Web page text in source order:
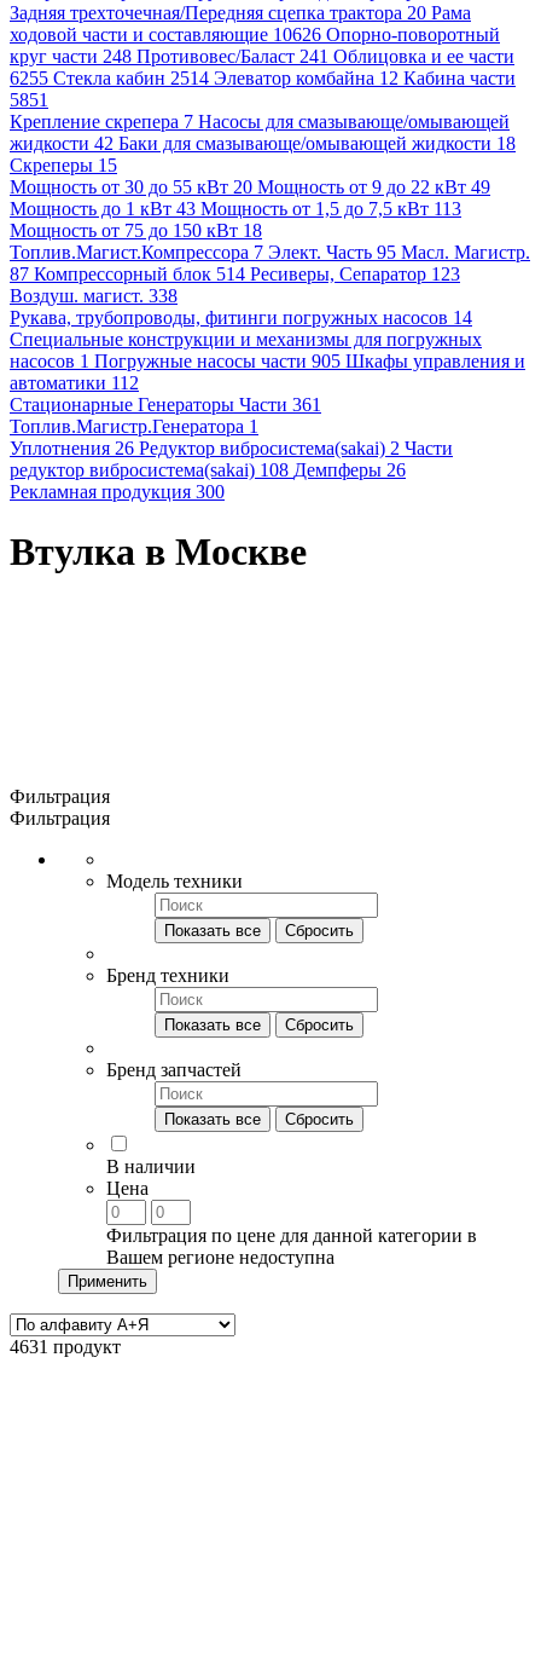
Задняя трехточечная/Передняя сцепка трактора 20 Рама
ходовой части и составляющие 10626 Опорно-поворотный
круг части 248 Противовес/Баласт 241 Облицовка и ее части
6255 Стекла кабин 2514 Элеватор комбайна 12 Кабина части
5851
Крепление скрепера 7 Насосы для смазывающе/омывающей
жидкости 42 Баки для смазывающе/омывающей жидкости 18
Скреперы 15
Мощность от 30 до 55 кВт 20 Мощность от 9 до 22 кВт 49
Мощность до 1 кВт 43 Мощность от 1,5 до 7,5 кВт 113
Мощность от 75 до 150 кВт 18
Топлив.Магист.Компрессора 7 Элект. Часть 95 Масл. Магистр.
87 Компрессорный блок 514 Ресиверы, Сепаратор 123
Воздуш. магист. 338
Рукава, трубопроводы, фитинги погружных насосов 14
Специальные конструкции и механизмы для погружных
насосов 1 Погружные насосы части 905 Шкафы управления и
автоматики 112
Стационарные Генераторы Части 361
Топлив.Магистр.Генератора 1
Уплотнения 26 Редуктор вибросистема(sakai) 2 Части
редуктор вибросистема(sakai) 108 Демпферы 26
Рекламная продукция 300
Втулка в Москве
Фильтрация
Фильтрация
Модель техники
Показать все Сбросить
Бренд техники
Показать все Сбросить
Бренд запчастей
Показать все Сбросить
В наличии
Цена
Фильтрация по цене для данной категории в
Вашем регионе недоступна
Применить
4631 продукт